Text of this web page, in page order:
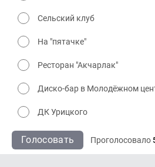
Сельский клуб
На "пятачке"
Ресторан "Акчарлак"
Диско-бар в Молодёжном
ДК Урицкого
Голосовать Проголосовало